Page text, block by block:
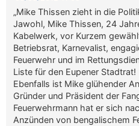
„Mike Thissen zieht in die
Jawohl, Mike Thissen, 24
Kabelwerk, vor Kurzem
Betriebsrat, Karnevalist,
Feuerwehr und im
Liste für den Eupener Stadtrat!
Ebenfalls ist Mike glühender
Gründer und Präsident der
Feuerwehrmann hat er sich
Anzünden von bengalischem